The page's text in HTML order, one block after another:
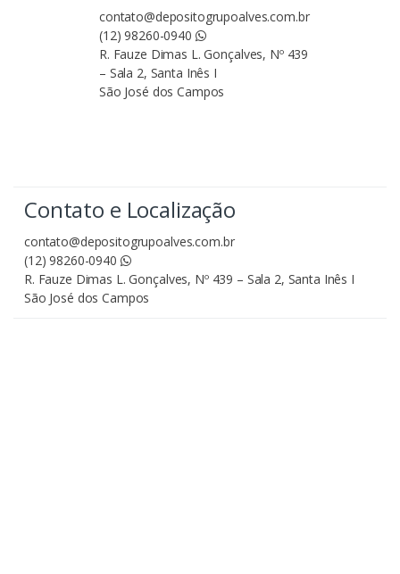
contato@depositogrupoalves.com.br
(12) 98260-0940
R. Fauze Dimas L. Gonçalves, Nº 439
– Sala 2, Santa Inês I
São José dos Campos
Contato e Localização
contato@depositogrupoalves.com.br
(12) 98260-0940
R. Fauze Dimas L. Gonçalves, Nº 439 – Sala 2, Santa Inês I
São José dos Campos